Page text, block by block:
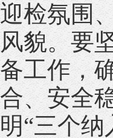
迎检氛围
风貌。要
备工作，
合、安全
明“三个